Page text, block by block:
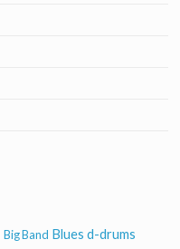
Big Band Blues d-drums